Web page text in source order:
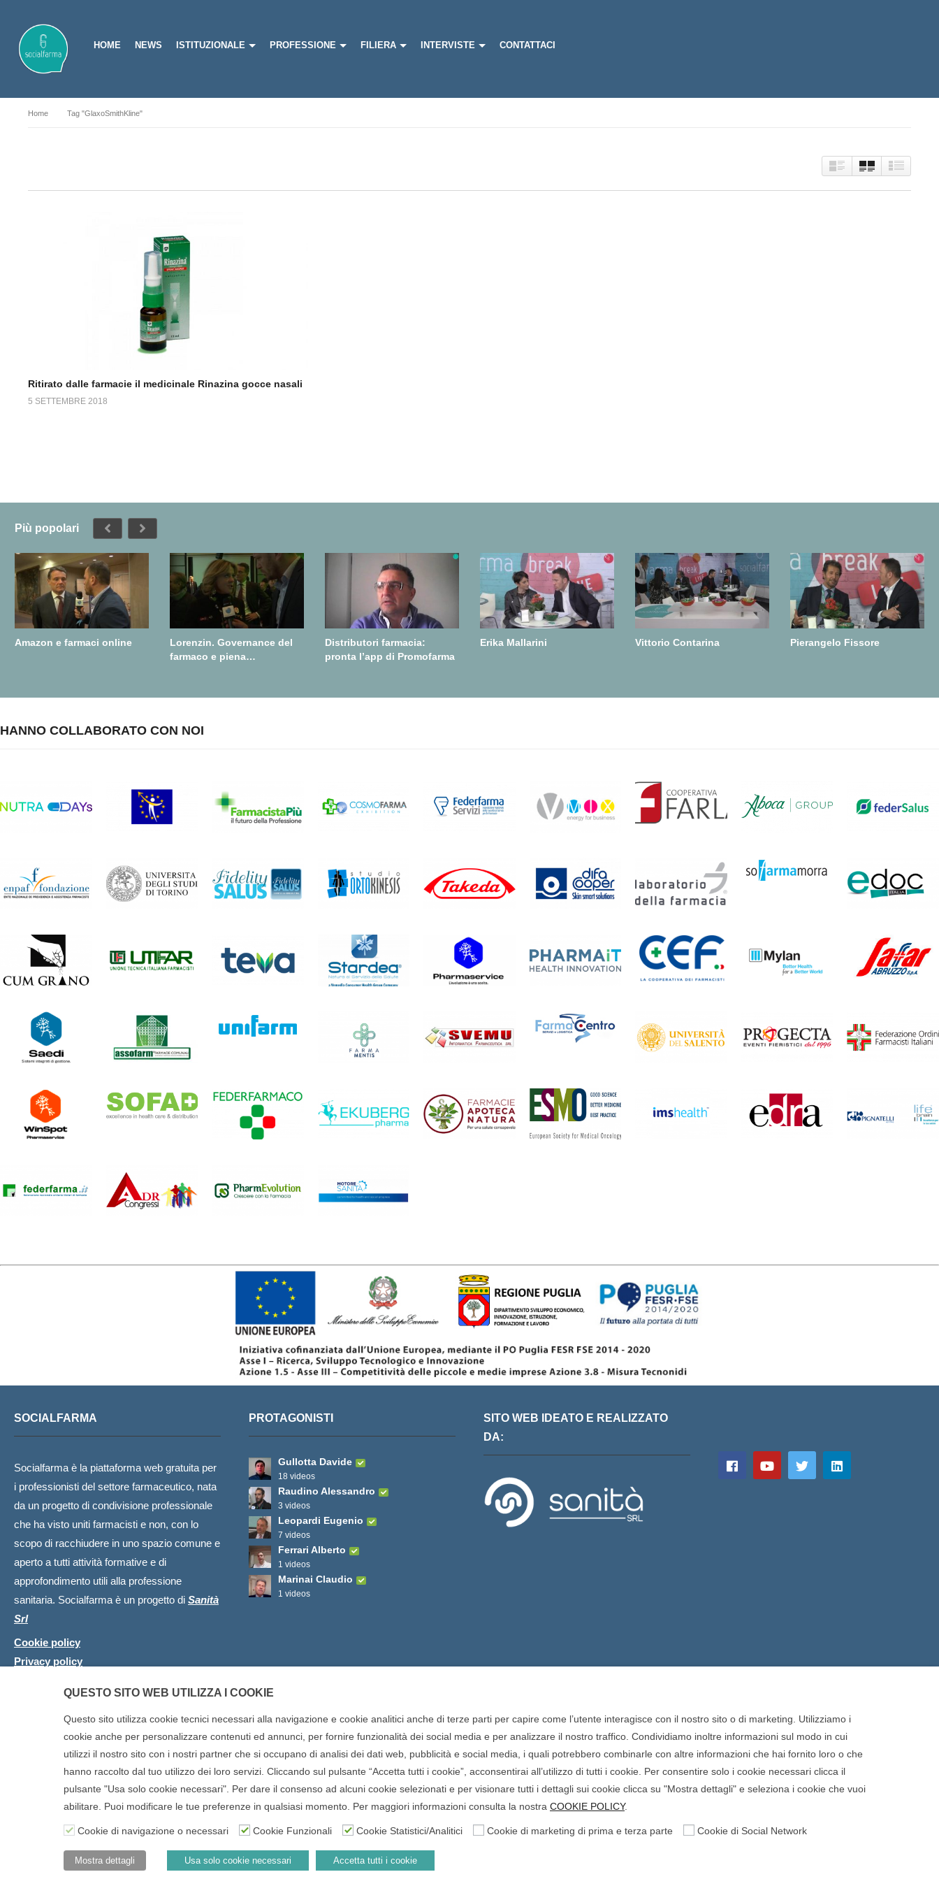
HOME NEWS ISTITUZIONALE PROFESSIONE FILIERA INTERVISTE CONTATTACI
Home Tag "GlaxoSmithKline"
Ritirato dalle farmacie il medicinale Rinazina gocce nasali
5 SETTEMBRE 2018
Più popolari
Amazon e farmaci online
Lorenzin. Governance del
farmaco e piena
Distributori farmacia:
pronta l’app di Promofarma
Erika Mallarini Vittorio Contarina Pierangelo Fissore
HANNO COLLABORATO CON NOI
SOCIALFARMA
Socialfarma è la piattaforma web gratuita per
i professionisti del settore farmaceutico, nata
da un progetto di condivisione professionale
che ha visto uniti farmacisti e non, con lo
scopo di racchiudere in uno spazio comune e
aperto a tutti attività formative e di
approfondimento utili alla professione
sanitaria. Socialfarma è un progetto di Sanità
Srl
Cookie policy
Privacy policy
PROTAGONISTI
Gullotta Davide
18 videos
Raudino Alessandro
3 videos
Leopardi Eugenio
7 videos
Ferrari Alberto
1 videos
Marinai Claudio
1 videos
SITO WEB IDEATO E REALIZZATO
DA:
Copyright © 2025 SOCIALFARMA - La piattaforma web per i professionisti della farmacia. Tutti i
Carmiano (LE) - Tel: 0832.093720 Cell: 3276346536 Cell: 3297281965 - P.iva: 04571460759 -
Nell'anno 2018 sono stati erogati €3.147,62 da Invitalia a saldo agevolazione n.ID. 8277689 (D.M.
6/3/2013 tit. II-tit. III) del 19/03/2014
QUESTO SITO WEB UTILIZZA I COOKIE
Questo sito utilizza cookie tecnici necessari alla navigazione e cookie analitici anche di terze parti per capire come l’utente interagisce con il nostro sito o di marketing. Utilizziamo i
cookie anche per personalizzare contenuti ed annunci, per fornire funzionalità dei social media e per analizzare il nostro traffico. Condividiamo inoltre informazioni sul modo in cui
utilizzi il nostro sito con i nostri partner che si occupano di analisi dei dati web, pubblicità e social media, i quali potrebbero combinarle con altre informazioni che hai fornito loro o che
hanno raccolto dal tuo utilizzo dei loro servizi. Cliccando sul pulsante “Accetta tutti i cookie”, acconsentirai all’utilizzo di tutti i cookie. Per consentire solo i cookie necessari clicca il
pulsante "Usa solo cookie necessari". Per dare il consenso ad alcuni cookie selezionati e per visionare tutti i dettagli sui cookie clicca su "Mostra dettagli" e seleziona i cookie che vuoi
abilitare. Puoi modificare le tue preferenze in qualsiasi momento. Per maggiori informazioni consulta la nostra COOKIE POLICY.
Cookie di navigazione o necessari Cookie Funzionali Cookie Statistici/Analitici Cookie di marketing di prima e terza parte Cookie di Social Network
Mostra dettagli Usa solo cookie necessari Accetta tutti i cookie